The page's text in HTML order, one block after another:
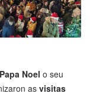
Papa Noel o seu
as visitas